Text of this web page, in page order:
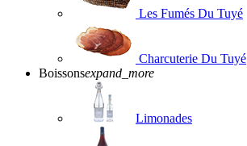
Les Fumés Du Tuyé
Charcuterie Du Tuyé
Boissonsexpand_more
Limonades